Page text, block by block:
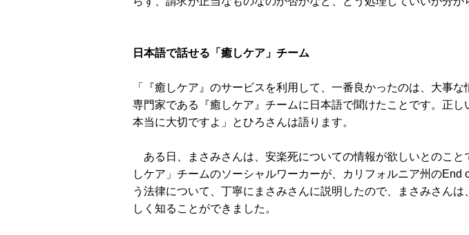
日本語で話せる「癒しケア」チーム
「『癒しケア』のサービスを利用して、一番良かったのは、大事な
専門家である『癒しケア』チームに日本語で聞けたことです。正し
本当に大切ですよ」とひろさんは語ります。
ある日、まさみさんは、安楽死についての情報が欲しいとのこと
しケア」チームのソーシャルワーカーが、カリフォルニア州のEnd
う法律について、丁寧にまさみさんに説明したので、まさみさん
しく知ることができました。